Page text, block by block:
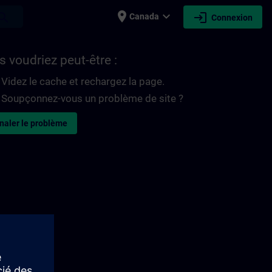
place Canada expand_more login Connexion
voudriez peut-être :
Videz le cache et rechargez la page.
Soupçonnez-vous un problème de site ?
le problème